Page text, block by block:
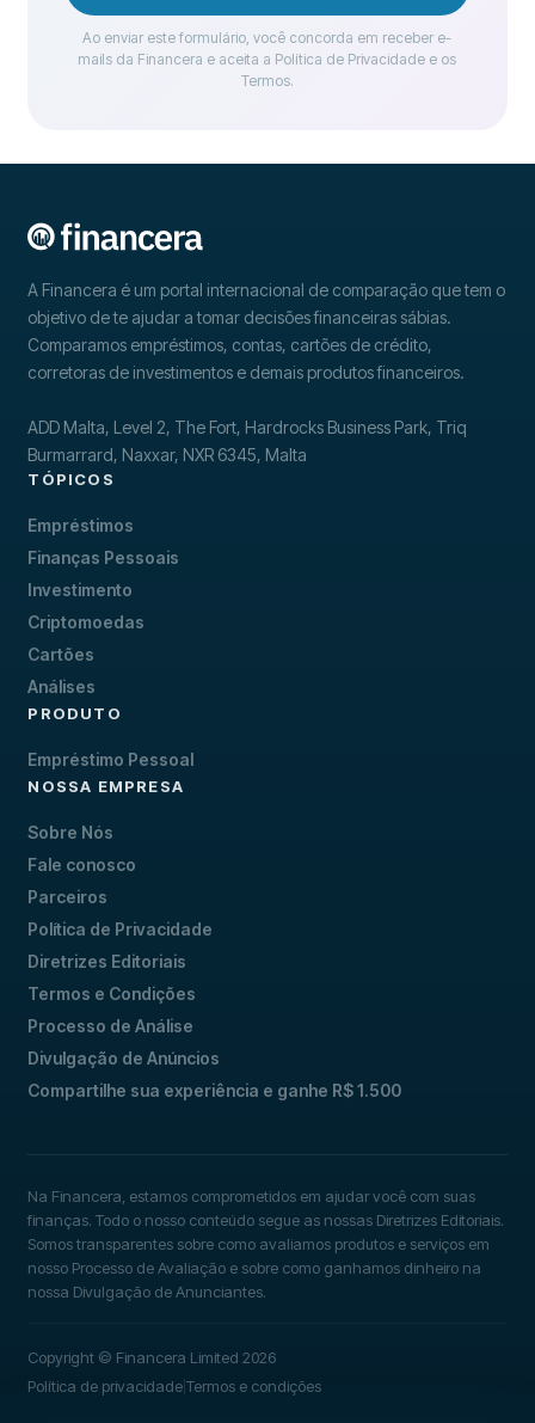
Ao enviar este formulário, você concorda em receber e-
mails da Financera e aceita a Política de Privacidade e os
Termos.
A Financera é um portal internacional de comparação que tem o
objetivo de te ajudar a tomar decisões financeiras sábias.
Comparamos empréstimos, contas, cartões de crédito,
corretoras de investimentos e demais produtos financeiros.
ADD Malta, Level 2, The Fort, Hardrocks Business Park, Triq
Burmarrard, Naxxar, NXR 6345, Malta
TÓPICOS
Empréstimos
Finanças Pessoais
Investimento
Criptomoedas
Cartões
Análises
PRODUTO
Empréstimo Pessoal
NOSSA EMPRESA
Sobre Nós
Fale conosco
Parceiros
Política de Privacidade
Diretrizes Editoriais
Termos e Condições
Processo de Análise
Divulgação de Anúncios
Compartilhe sua experiência e ganhe R$ 1.500
Na Financera, estamos comprometidos em ajudar você com suas
finanças. Todo o nosso conteúdo segue as nossas Diretrizes Editoriais.
Somos transparentes sobre como avaliamos produtos e serviços em
nosso Processo de Avaliação e sobre como ganhamos dinheiro na
nossa Divulgação de Anunciantes.
Copyright © Financera Limited 2026
Política de privacidade |Termos e condições